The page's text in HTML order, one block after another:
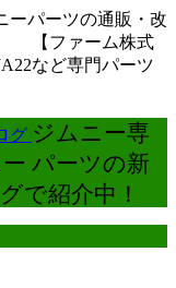
ーパーツの通販・改
【ファーム株式
など専門パーツ
ジムニー専
パーツの新
で紹介中！